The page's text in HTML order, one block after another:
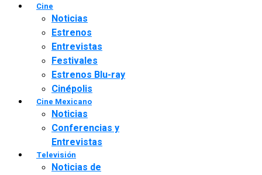
Cine
Noticias
Estrenos
Entrevistas
Festivales
Estrenos Blu-ray
Cinépolis
Cine Mexicano
Noticias
Conferencias y
Entrevistas
Televisión
Noticias de